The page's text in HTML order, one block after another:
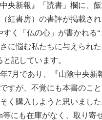
央新報』「読書」欄に、
（紅書房）の書評が掲載され
すく「仏の心」が書かれる“
に悩む私たちに与えられ
記しています。
7月であり、『山陰中央新
すが、不覚にも本書のこ
く購入しようと思いまし
等にも在庫がなく、取り寄